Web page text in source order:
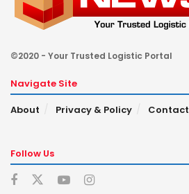
©2020 - Your Trusted Logistic Portal
Navigate Site
About
Privacy & Policy Contact
Follow Us